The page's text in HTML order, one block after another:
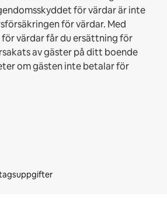
för värdar är inte
för värdar. Med
värdar får du ersättning för
av gäster på ditt boende
om gästen inte betalar för